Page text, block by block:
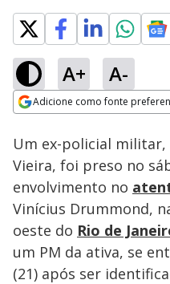
A+ A-
Adicione como fonte
Ativar
Loaded
29.88%
Um ex-policial militar,
Vieira, foi preso no
envolvimento no
Vinícius Drummond,
oeste do Rio de
um PM da ativa, se
(21) após ser